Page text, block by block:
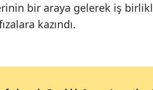
bir araya gelerek iş
kazındı.